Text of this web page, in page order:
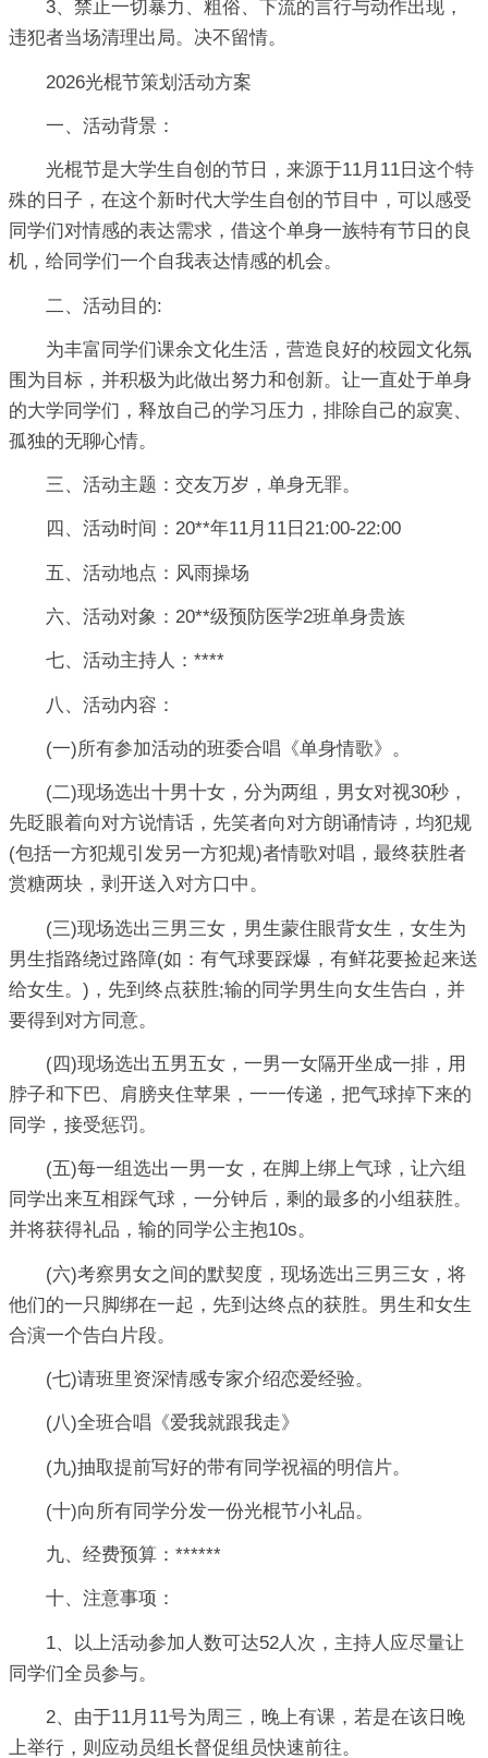
3、禁止一切暴力、粗俗、下流的言行与动作出现，
违犯者当场清理出局。决不留情。
2026光棍节策划活动方案
一、活动背景：
光棍节是大学生自创的节日，来源于11月11日这个特
殊的日子，在这个新时代大学生自创的节目中，可以感受
同学们对情感的表达需求，借这个单身一族特有节日的良
机，给同学们一个自我表达情感的机会。
二、活动目的:
为丰富同学们课余文化生活，营造良好的校园文化氛
围为目标，并积极为此做出努力和创新。让一直处于单身
的大学同学们，释放自己的学习压力，排除自己的寂寞、
孤独的无聊心情。
三、活动主题：交友万岁，单身无罪。
四、活动时间：20**年11月11日21:00-22:00
五、活动地点：风雨操场
六、活动对象：20**级预防医学2班单身贵族
七、活动主持人：****
八、活动内容：
(一)所有参加活动的班委合唱《单身情歌》。
(二)现场选出十男十女，分为两组，男女对视30秒，
先眨眼着向对方说情话，先笑者向对方朗诵情诗，均犯规
(包括一方犯规引发另一方犯规)者情歌对唱，最终获胜者
赏糖两块，剥开送入对方口中。
(三)现场选出三男三女，男生蒙住眼背女生，女生为
男生指路绕过路障(如：有气球要踩爆，有鲜花要捡起来送
给女生。)，先到终点获胜;输的同学男生向女生告白，并
要得到对方同意。
(四)现场选出五男五女，一男一女隔开坐成一排，用
脖子和下巴、肩膀夹住苹果，一一传递，把气球掉下来的
同学，接受惩罚。
(五)每一组选出一男一女，在脚上绑上气球，让六组
同学出来互相踩气球，一分钟后，剩的最多的小组获胜。
并将获得礼品，输的同学公主抱10s。
(六)考察男女之间的默契度，现场选出三男三女，将
他们的一只脚绑在一起，先到达终点的获胜。男生和女生
合演一个告白片段。
(七)请班里资深情感专家介绍恋爱经验。
(八)全班合唱《爱我就跟我走》
(九)抽取提前写好的带有同学祝福的明信片。
(十)向所有同学分发一份光棍节小礼品。
九、经费预算：******
十、注意事项：
1、以上活动参加人数可达52人次，主持人应尽量让
同学们全员参与。
2、由于11月11号为周三，晚上有课，若是在该日晚
上举行，则应动员组长督促组员快速前往。